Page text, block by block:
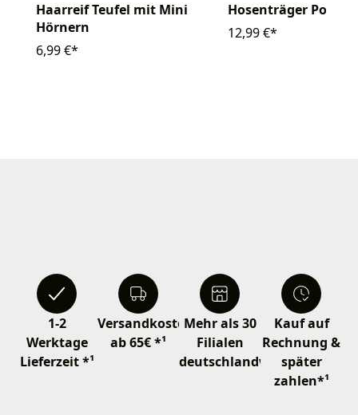
Haarreif Teufel mit Mini
Hörnern
6,99 €*
Hosenträger Poker
12,99 €*
1-2
Werktage
Lieferzeit *¹
Versandkostenfrei
ab 65€ *¹
Mehr als 30
Filialen
deutschlandweit
Kauf auf
Rechnung &
später
zahlen*¹